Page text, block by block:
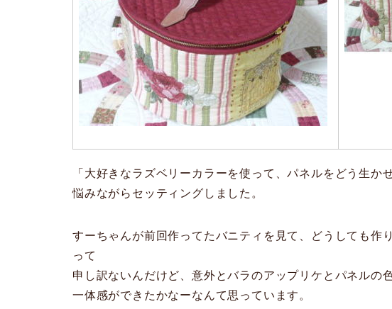
「大好きなラズベリーカラーを使って、パネルをどう生か
悩みながらセッティングしました。
すーちゃんが前回作ってたバニティを見て、どうしても作
って
申し訳ないんだけど、意外とバラのアップリケとパネルの
一体感ができたかなーなんて思っています。